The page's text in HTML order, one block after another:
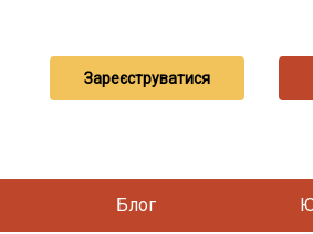
Зареєструватися
Блог